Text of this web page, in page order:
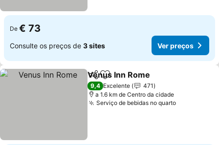
De € 73
Consulte os preços de 3 sites Ver preços
PartilharAdicionar aos favoritos
Venus Inn Rome
9,4 Excelente
471
a 1.6 km de Centro da cidade
Serviço de bebidas no quarto